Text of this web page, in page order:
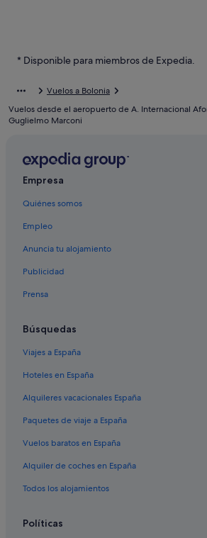
* Disponible para miembros de Expedia.
Vuelos a Bolonia
Vuelos desde el aeropuerto de A. Internacional
Guglielmo Marconi
Empresa
Quiénes somos
Empleo
Anuncia tu alojamiento
Publicidad
Prensa
Búsquedas
Viajes a España
Hoteles en España
Alquileres vacacionales España
Paquetes de viaje a España
Vuelos baratos en España
Alquiler de coches en España
Todos los alojamientos
Políticas